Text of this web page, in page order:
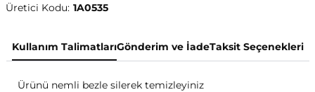
Üretici Kodu: 1A0535
Kullanım TalimatlarıGönderim ve İadeTaksit Seçenekleri
Ürünü nemli bezle silerek temizleyiniz